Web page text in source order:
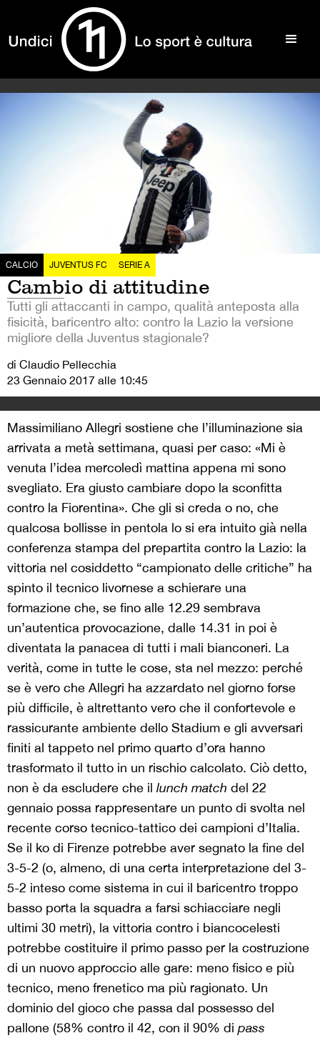
CALCIO JUVENTUS FC SERIE A
Cambio di attitudine
Tutti gli attaccanti in campo, qualità anteposta alla
fisicità, baricentro alto: contro la Lazio la versione
migliore della Juventus stagionale?
di Claudio Pellecchia
23 Gennaio 2017 alle 10:45
Massimiliano Allegri sostiene che l’illuminazione sia
arrivata a metà settimana, quasi per caso: «Mi è
venuta l’idea mercoledì mattina appena mi sono
svegliato. Era giusto cambiare dopo la sconfitta
contro la Fiorentina». Che gli si creda o no, che
qualcosa bollisse in pentola lo si era intuito già nella
conferenza stampa del prepartita contro la Lazio: la
vittoria nel cosiddetto “campionato delle critiche” ha
spinto il tecnico livornese a schierare una
formazione che, se fino alle 12.29 sembrava
un’autentica provocazione, dalle 14.31 in poi è
diventata la panacea di tutti i mali bianconeri. La
verità, come in tutte le cose, sta nel mezzo: perché
se è vero che Allegri ha azzardato nel giorno forse
più difficile, è altrettanto vero che il confortevole e
rassicurante ambiente dello Stadium e gli avversari
finiti al tappeto nel primo quarto d’ora hanno
trasformato il tutto in un rischio calcolato. Ciò detto,
non è da escludere che il lunch match del 22
gennaio possa rappresentare un punto di svolta nel
recente corso tecnico-tattico dei campioni d’Italia.
Se il ko di Firenze potrebbe aver segnato la fine del
3-5-2 (o, almeno, di una certa interpretazione del 3-
5-2 inteso come sistema in cui il baricentro troppo
basso porta la squadra a farsi schiacciare negli
ultimi 30 metri), la vittoria contro i biancocelesti
potrebbe costituire il primo passo per la costruzione
di un nuovo approccio alle gare: meno fisico e più
tecnico, meno frenetico ma più ragionato. Un
dominio del gioco che passa dal possesso del
pallone (58% contro il 42, con il 90% di pass